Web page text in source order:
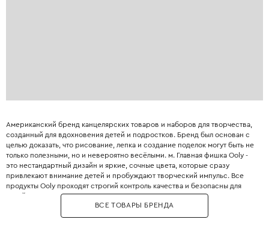
Американский бренд канцелярских товаров и наборов для творчества,
созданный для вдохновения детей и подростков. Бренд был основан с
целью доказать, что рисование, лепка и создание поделок могут быть не
только полезными, но и невероятно весёлыми. м. Главная фишка Ooly -
это нестандартный дизайн и яркие, сочные цвета, которые сразу
привлекают внимание детей и пробуждают творческий импульс. Все
продукты Ooly проходят строгий контроль качества и безопасны для
детей: они не содержат токсичных веществ и имеют возрастную
маркировку. Бренд придумывает забавные названия для своих товаров,
например, «каракули-минутки» или «радужные перья», что добавляет
ВСЕ ТОВАРЫ БРЕНДА